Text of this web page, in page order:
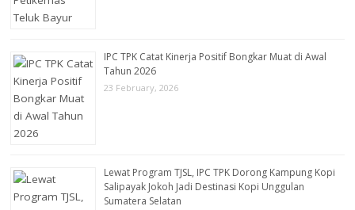
IPC TPK Catat Kinerja Positif Bongkar Muat di Awal
Tahun 2026
23 February, 2026
Lewat Program TJSL, IPC TPK Dorong Kampung Kopi
Salipayak Jokoh Jadi Destinasi Kopi Unggulan
Sumatera Selatan